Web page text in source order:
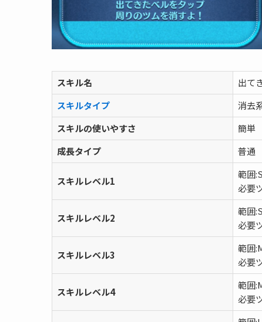
スキル名
出て
スキルタイプ
消去
スキルの使いやすさ
簡単
成長タイプ
普通
スキルレベル1
範囲:S
必要
スキルレベル2
範囲:S
必要
スキルレベル3
範囲
必要
スキルレベル4
範囲
必要